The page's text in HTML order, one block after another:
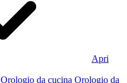
Apri
Orologio da cucina Orologio da